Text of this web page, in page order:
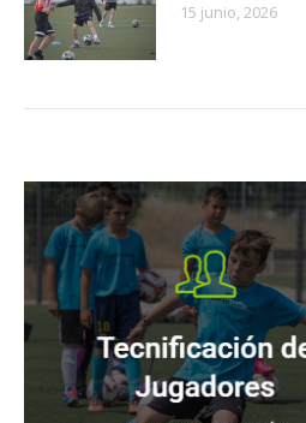
15 junio, 2026